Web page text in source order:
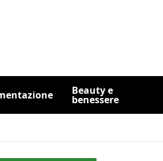
Beauty e
benessere